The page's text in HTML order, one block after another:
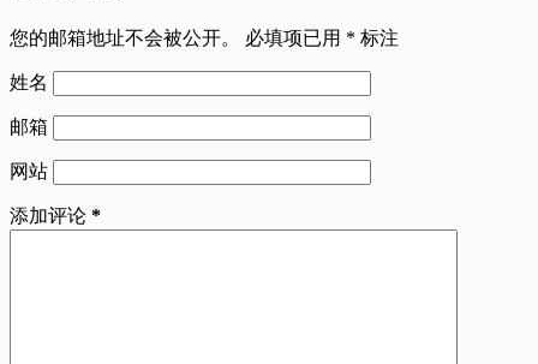
您的邮箱地址不会被公开。 必填项已用 * 标注
姓名
邮箱
网站
添加评论 *